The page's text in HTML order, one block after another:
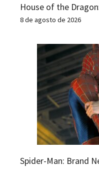
House of the
8 de agosto de 2026
Spider-Man: Brand